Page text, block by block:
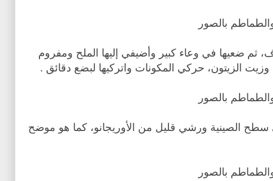
ثم ضعيها في وعاء كبير وأضيفي إليها الملح ومفروم
وزيت الزيتون، حركي المكونات واتركيها لبضع دقائق .
الصينية ورشي قليل من الأوريجانو، كما هو موضح